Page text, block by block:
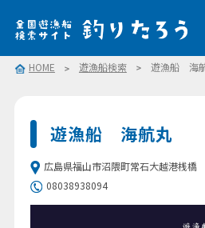
HOME 遊漁船検索 遊漁船 海
遊漁船 海航丸
広島県福山市沼隈町常石大越港桟橋
08038938094